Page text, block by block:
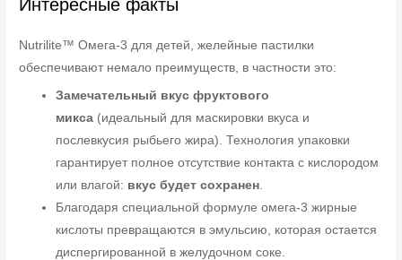
Интересные факты
Nutrilite™ Омега-3 для детей, желейные пастилки
обеспечивают немало преимуществ, в частности это:
Замечательный вкус фруктового
микса (идеальный для маскировки вкуса и
послевкусия рыбьего жира). Технология упаковки
гарантирует полное отсутствие контакта с кислородом
или влагой: вкус будет сохранен.
Благодаря специальной формуле омега-3 жирные
кислоты превращаются в эмульсию, которая остается
диспергированной в желудочном соке.